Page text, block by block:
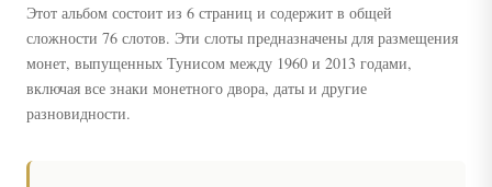
Этот альбом состоит из 6 страниц и содержит в общей
сложности 76 слотов. Эти слоты предназначены для размещения
монет, выпущенных Тунисом между 1960 и 2013 годами,
включая все знаки монетного двора, даты и другие
разновидности.